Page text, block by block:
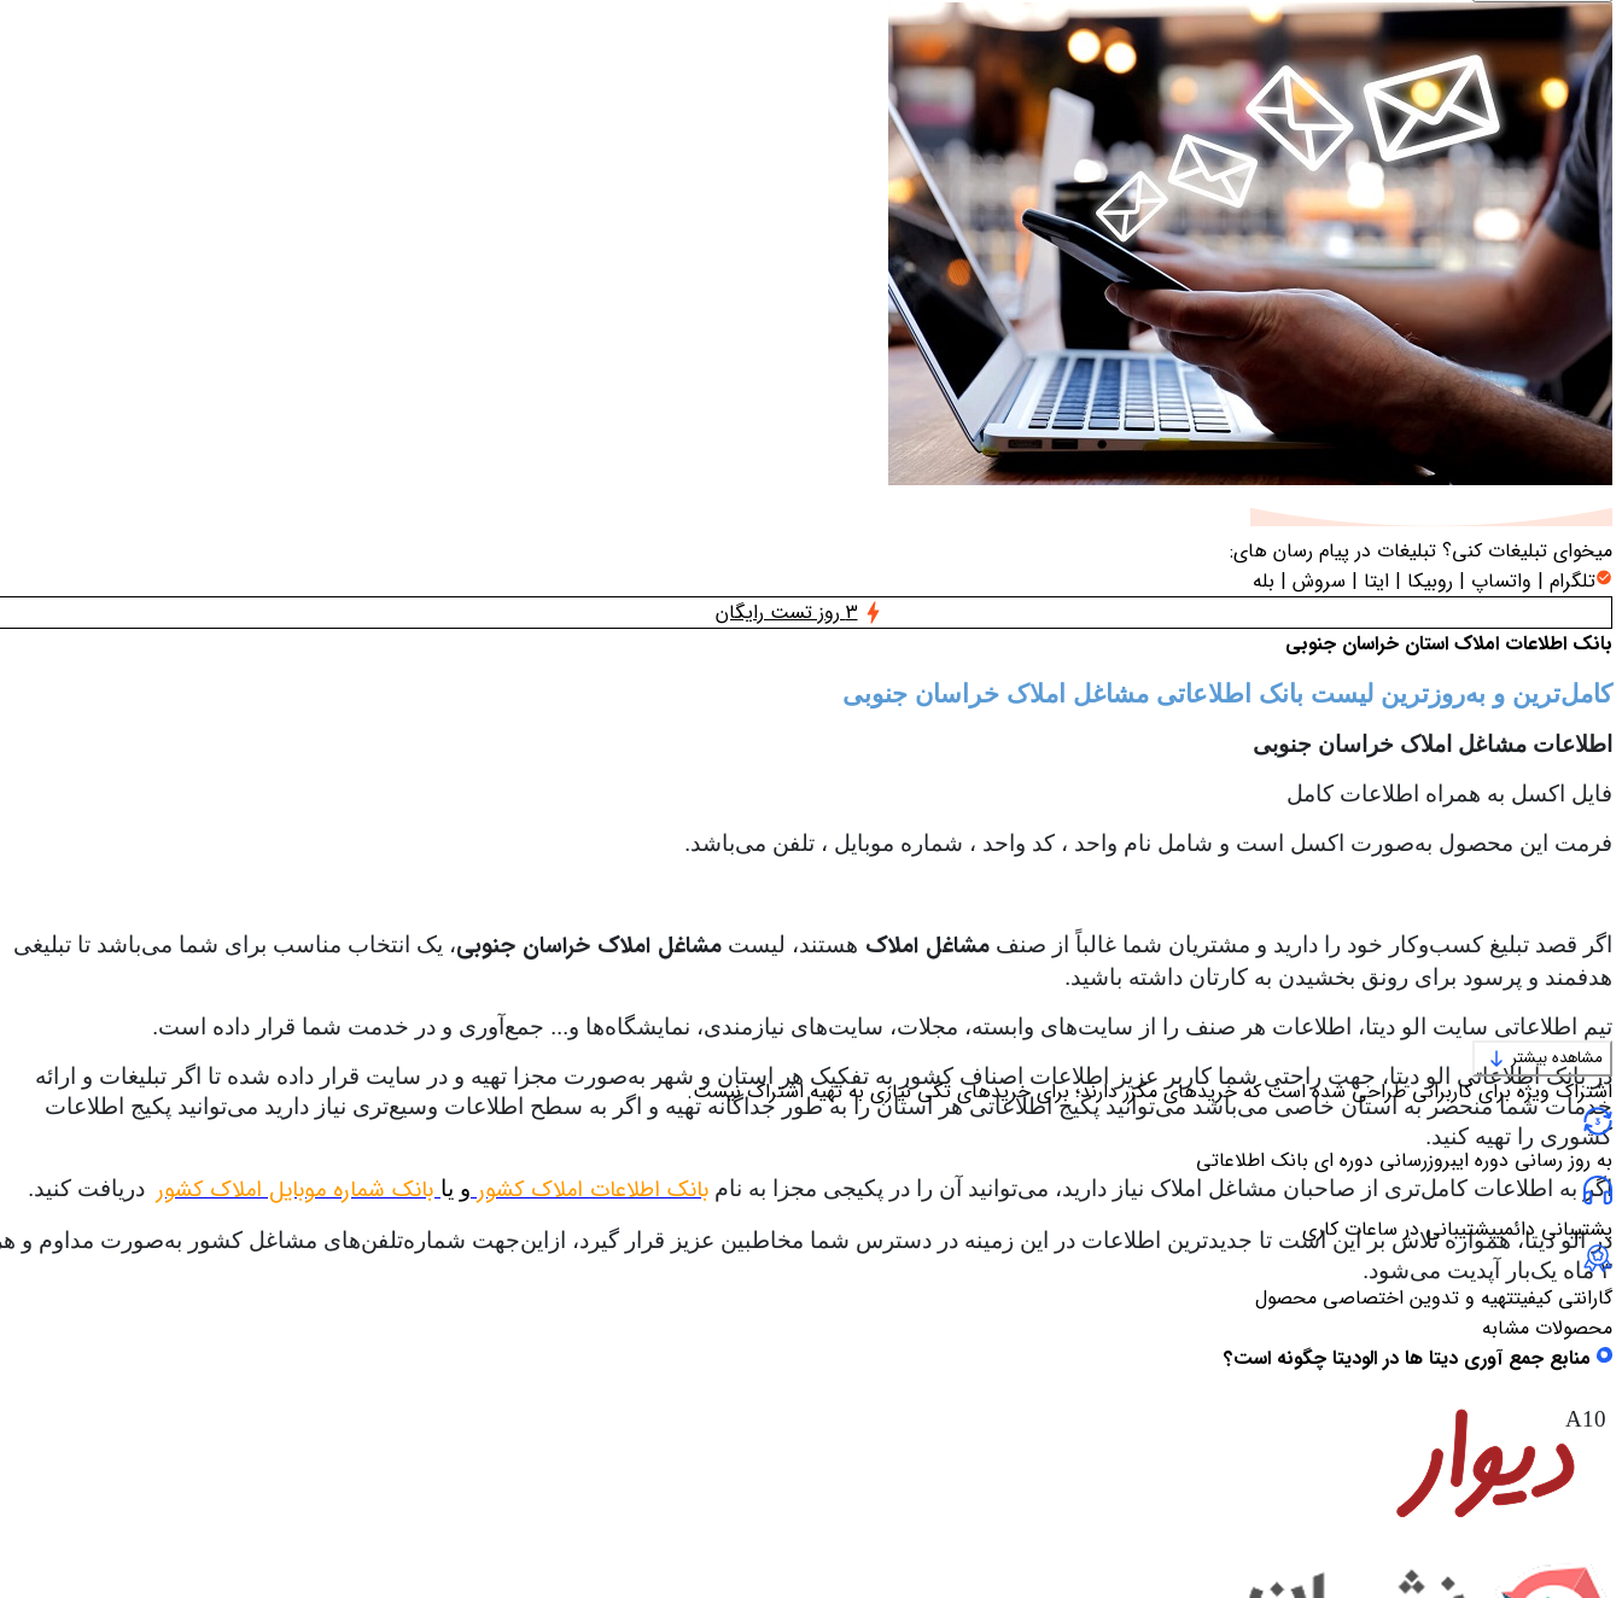
میخوای تبلیغات کنی؟ تبلیغات در پیام رسان های:
تلگرام | واتساپ | روبیکا | ایتا | سروش | بله
3 روز تست رایگان
بانک اطلاعات املاک استان خراسان جنوبی
کامل‌ترین و به‌روزترین لیست بانک اطلاعاتی مشاغل املاک خراسان جنوبی
اطلاعات مشاغل املاک خراسان جنوبی
فایل اکسل به همراه اطلاعات کامل
فرمت این محصول به‌صورت اکسل است و شامل نام واحد ، کد واحد ، شماره موبایل ، تلفن می‌باشد.
اگر قصد تبلیغ کسب‌وکار خود را دارید و مشتریان شما غالباً از صنف مشاغل املاک هستند، لیست مشاغل املاک خراسان جنوبی، یک انتخاب مناسب برای شما می‌باشد تا تبلیغی
هدفمند و پرسود برای رونق بخشیدن به کارتان داشته باشید.
تیم اطلاعاتی سایت الو دیتا، اطلاعات هر صنف را از سایت‌های وابسته، مجلات، سایت‌های نیازمندی، نمایشگاه‌ها و... جمع‌آوری و در خدمت شما قرار داده است.
در بانک اطلاعاتی الو دیتا، جهت راحتی شما کاربر عزیز اطلاعات اصناف کشور به تفکیک هر استان و شهر به‌صورت مجزا تهیه و در سایت قرار داده شده تا اگر تبلیغات و ارائه
خدمات شما منحصر به استان خاصی می‌باشد می‌توانید پکیج اطلاعاتی هر استان را به طور جداگانه تهیه و اگر به سطح اطلاعات وسیع‌تری نیاز دارید می‌توانید پکیج اطلاعات
کشوری را تهیه کنید.
اگر به اطلاعات کامل‌تری از صاحبان مشاغل املاک نیاز دارید، می‌توانید آن را در پکیجی مجزا به نام بانک اطلاعات املاک کشورو یابانک شماره موبایل املاک کشور دریافت کنید.
در الو دیتا، همواره تلاش بر این است تا جدیدترین اطلاعات در این زمینه در دسترس شما مخاطبین عزیز قرار گیرد، ازاین‌جهت شماره‌تلفن‌های مشاغل کشور به‌صورت مداوم و
۳ ماه یک‌بار آپدیت می‌شود.
A10
مشاهده بیشتر
اشتراک ویژه برای کاربرانی طراحی شده است که خریدهای مکرر دارند؛ برای خریدهای تکی نیازی به تهیه اشتراک نیست.
به روز رسانی دوره ایبروزرسانی دوره ای بانک اطلاعاتی
پشتیبانی دائمیپشتیبانی در ساعات کاری
گارانتی کیفیتتهیه و تدوین اختصاصی محصول
محصولات مشابه
منابع جمع آوری دیتا ها در الودیتا چگونه است؟